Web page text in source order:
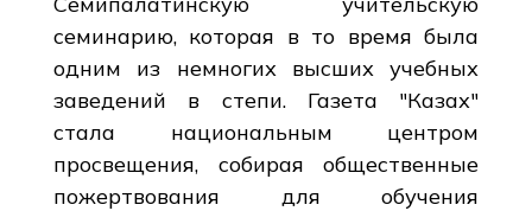
семинарию, которая в то время была
одним из немногих высших учебных
заведений в степи. Газета "Казах"
стала национальным центром
просвещения, собирая общественные
пожертвования для обучения